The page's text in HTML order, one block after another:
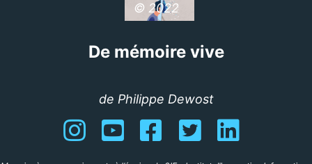
© 2022
De mémoire vive
de Philippe Dewost
InstagramYouTube FacebookTwitter